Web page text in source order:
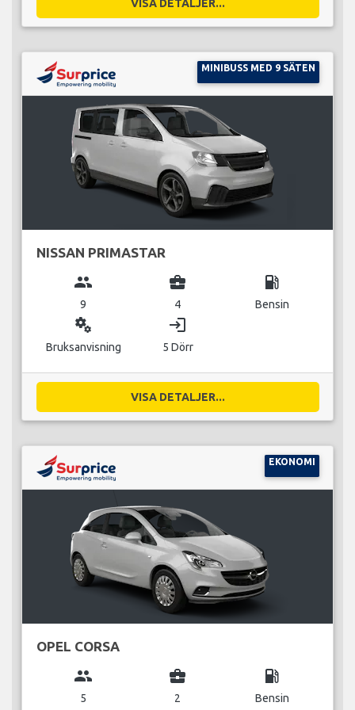
VISA DETALJER...
MINIBUSS MED 9 SÄTEN
NISSAN PRIMASTAR
group
9
business_center
4
local_gas_station
Bensin
miscellaneous_services
Bruksanvisning
login
5 Dörr
VISA DETALJER...
EKONOMI
OPEL CORSA
group
5
business_center
2
local_gas_station
Bensin